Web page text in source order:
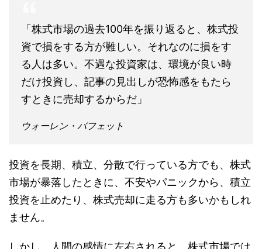
「株式市場の過去100年を振り返ると、株式投
資で損をする方が難しい。それなのに損をす
る人は多い。不遇な投資家は、環境が良い時
だけ投資し、記事の見出しが恐怖感をもたら
すときに売却するからだ」
ウォーレン・バフェット
投資を長期、積立、分散で行っている方でも、株式
市場が暴落したときに、不安やパニックから、積立
投資を止めたり、株式売却に走る方も多いかもしれ
ません。
しかし、人間の感情に左右されると、株式市場では